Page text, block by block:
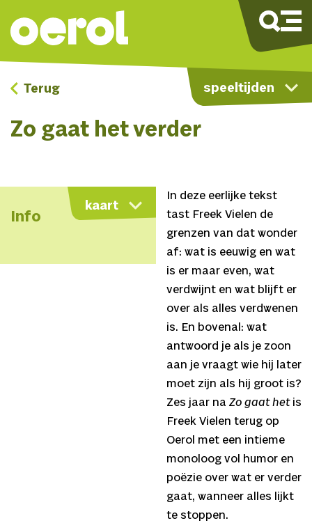
speeltijden
Terug
Zo gaat het verder
kaart
Info
In deze eerlijke tekst
tast Freek Vielen de
grenzen van dat wonder
af: wat is eeuwig en wat
is er maar even, wat
verdwijnt en wat blijft er
over als alles verdwenen
is. En bovenal: wat
antwoord je als je zoon
aan je vraagt wie hij later
moet zijn als hij groot is?
Zes jaar na Zo gaat hetis
Freek Vielen terug op
Oerol met een intieme
monoloog vol humor en
poëzie over wat er verder
gaat, wanneer alles lijkt
te stoppen.